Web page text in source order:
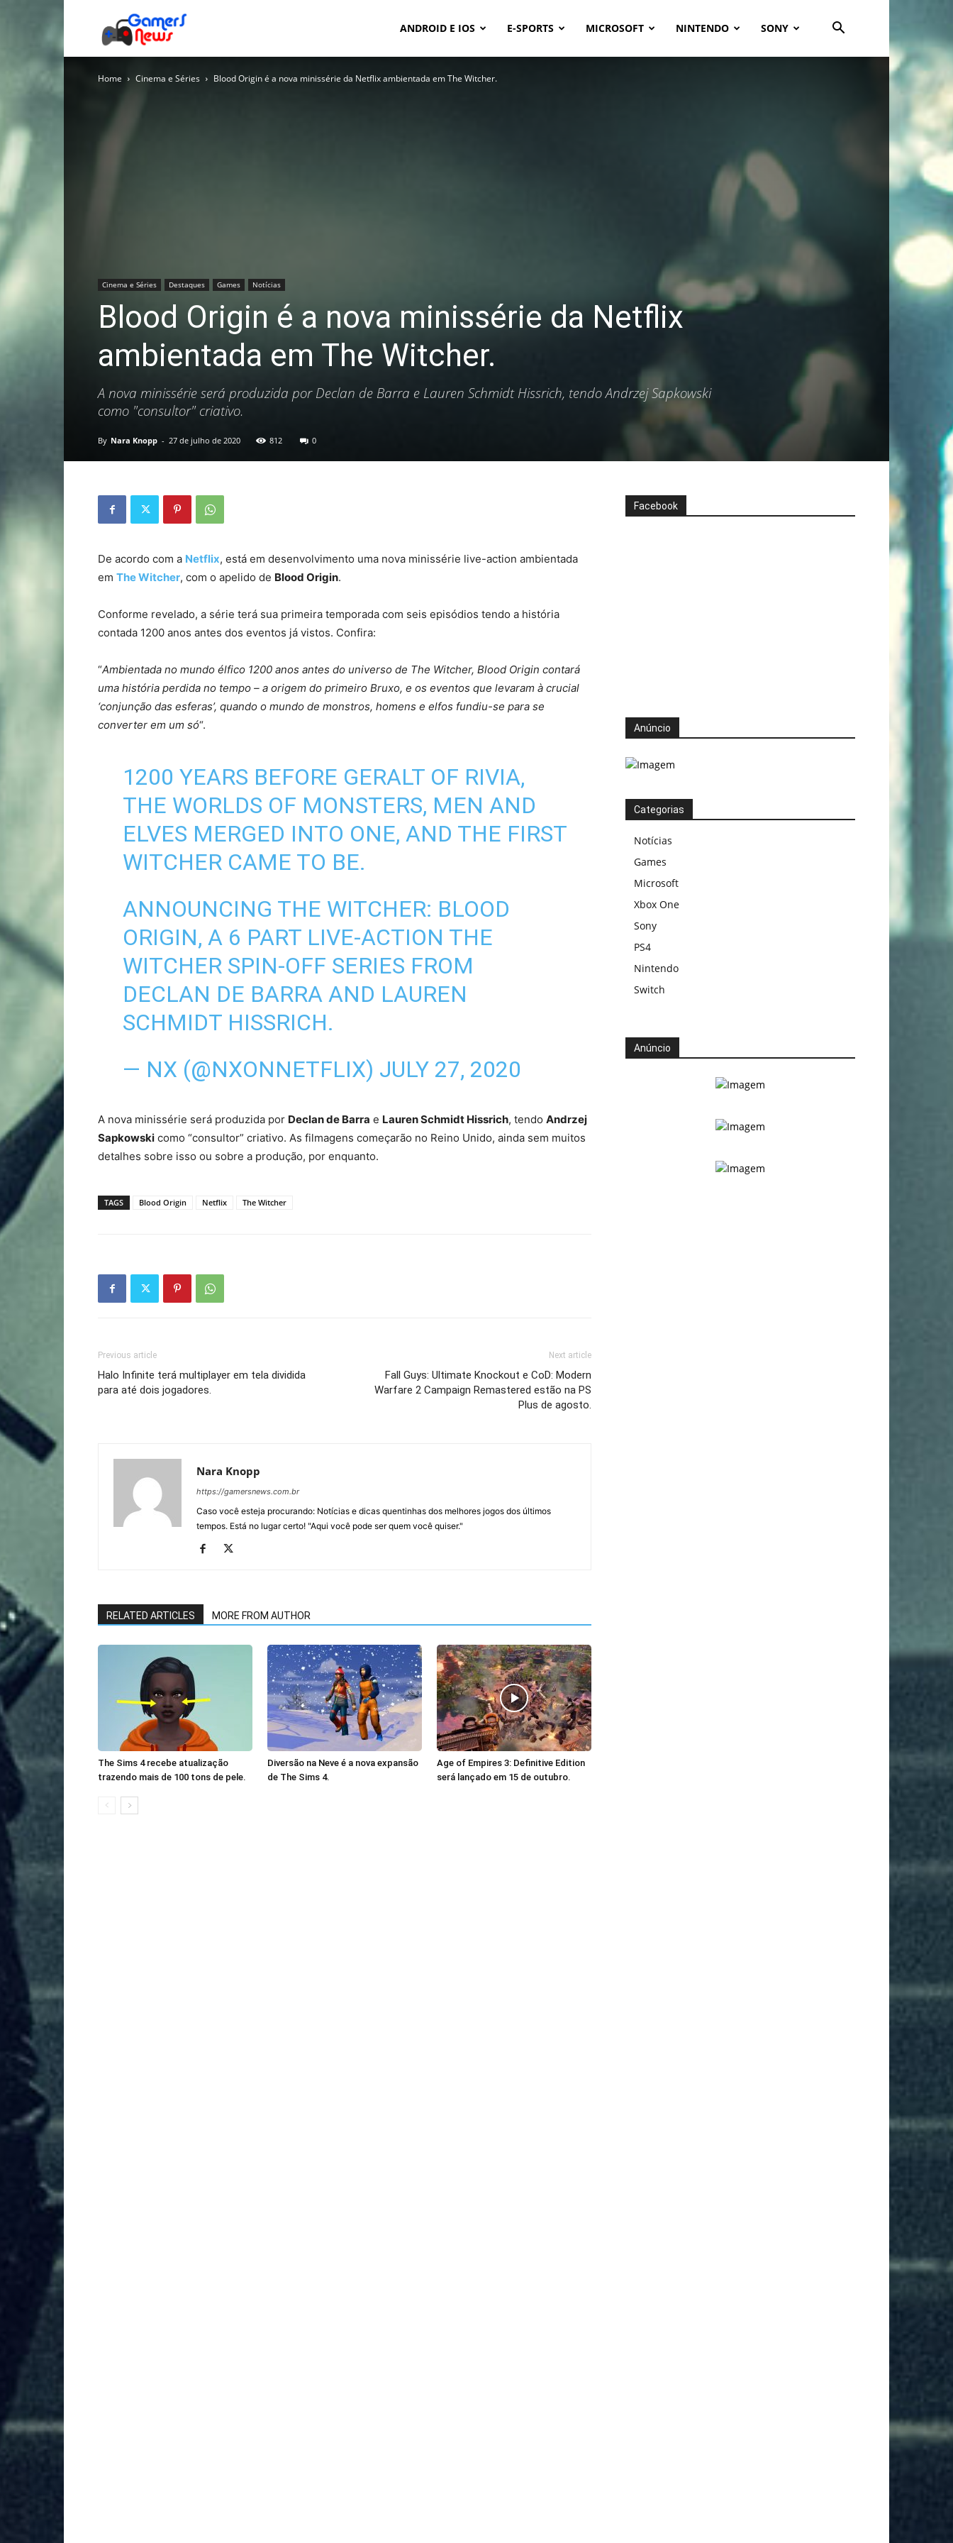
News
ANDROID E IOS E-SPORTS MICROSOFT NINTENDO SONY
Home Cinema e Séries Blood Origin é a nova minissérie da Netflix ambientada em The Witcher.
Cinema e Séries Destaques Games Notícias
Blood Origin é a nova minissérie da Netflix
ambientada em The Witcher.
A nova minissérie será produzida por Declan de Barra e Lauren Schmidt Hissrich, tendo Andrzej Sapkowski
como "consultor" criativo.
By Nara Knopp - 27 de julho de 2020 812 0
De acordo com a Netflix, está em desenvolvimento uma nova minissérie live-action ambientada
em The Witcher, com o apelido de Blood Origin.
Conforme revelado, a série terá sua primeira temporada com seis episódios tendo a história
contada 1200 anos antes dos eventos já vistos. Confira:
“Ambientada no mundo élfico 1200 anos antes do universo de The Witcher, Blood Origin contará
uma história perdida no tempo – a origem do primeiro Bruxo, e os eventos que levaram à crucial
‘conjunção das esferas’, quando o mundo de monstros, homens e elfos fundiu-se para se
converter em um só“.
1200 YEARS BEFORE GERALT OF RIVIA,
THE WORLDS OF MONSTERS, MEN AND
ELVES MERGED INTO ONE, AND THE FIRST
WITCHER CAME TO BE.
ANNOUNCING THE WITCHER: BLOOD
ORIGIN, A 6 PART LIVE-ACTION THE
WITCHER SPIN-OFF SERIES FROM
DECLAN DE BARRA AND LAUREN
SCHMIDT HISSRICH.
— NX (@NXONNETFLIX) JULY 27, 2020
A nova minissérie será produzida por Declan de Barra e Lauren Schmidt Hissrich, tendo Andrzej
Sapkowski como “consultor” criativo. As filmagens começarão no Reino Unido, ainda sem muitos
detalhes sobre isso ou sobre a produção, por enquanto.
TAGS Blood Origin Netflix The Witcher
Previous article
Halo Infinite terá multiplayer em tela dividida
para até dois jogadores.
Next article
Fall Guys: Ultimate Knockout e CoD: Modern
Warfare 2 Campaign Remastered estão na PS
Plus de agosto.
Nara Knopp
https://gamersnews.com.br
Caso você esteja procurando: Notícias e dicas quentinhas dos melhores jogos dos últimos
tempos. Está no lugar certo! "Aqui você pode ser quem você quiser."
RELATED ARTICLES MORE FROM AUTHOR
The Sims 4 recebe atualização
trazendo mais de 100 tons de pele.
Diversão na Neve é a nova expansão
de The Sims 4.
Age of Empires 3: Definitive Edition
será lançado em 15 de outubro.
Facebook
Anúncio
Categorias
Notícias
Games
Microsoft
Xbox One
Sony
PS4
Nintendo
Switch
Anúncio